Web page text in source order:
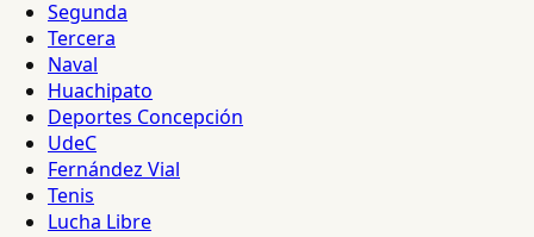
Segunda
Tercera
Naval
Huachipato
Deportes Concepción
UdeC
Fernández Vial
Tenis
Lucha Libre